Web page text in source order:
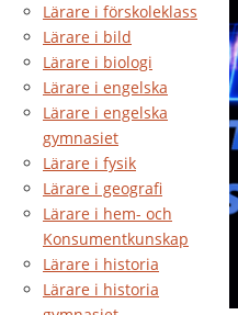
Lärare i förskoleklass
Lärare i bild
Lärare i biologi
Lärare i engelska
Lärare i engelska
gymnasiet
Lärare i fysik
Lärare i geografi
Lärare i hem- och
Konsumentkunskap
Lärare i historia
Lärare i historia